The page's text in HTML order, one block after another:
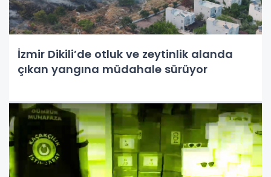
İzmir Dikili’de otluk ve zeytinlik alanda
çıkan yangına müdahale sürüyor